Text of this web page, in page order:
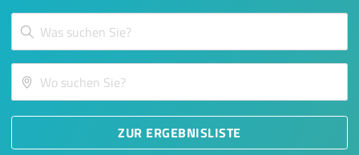
ZUR ERGEBNISLISTE